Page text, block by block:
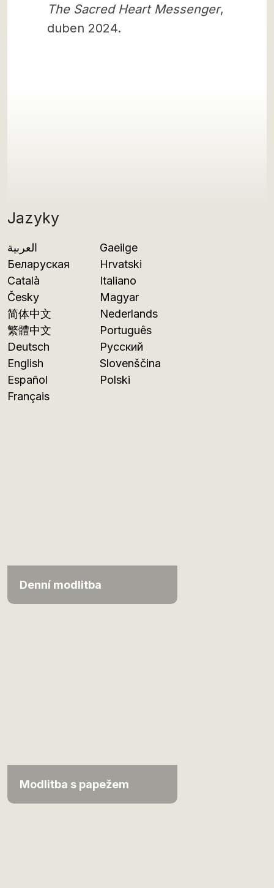
Jazyky
العربية
Беларуская
Català
Česky
简体中文
繁體中文
Deutsch
English
Español
Français
Gaeilge
Hrvatski
Italiano
Magyar
Nederlands
Português
Русский
Slovenščina
Polski
Denní modlitba
Modlitba s papežem
The Sacred Heart Messenger,
duben 2024.